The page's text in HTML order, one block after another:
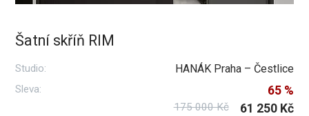
Šatní skříň RIM
Studio: HANÁK Praha – Čestlice
Sleva: 65 %
175 000 Kč 61 250 Kč